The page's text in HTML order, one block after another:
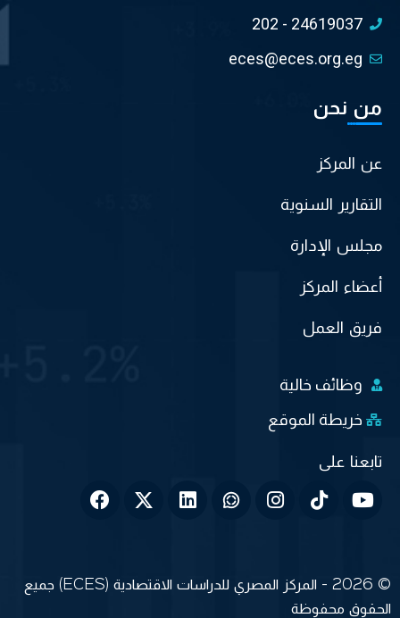
202 - 24619037
eces@eces.org.eg
من نحن
عن المركز
التقارير السنوية
مجلس الإدارة
أعضاء المركز
فريق العمل
وظائف خالية
خريطة الموقع
© 2026 - المركز المصري للدراسات الاقتصادية (ECES) جميع
الحقوق محفوظة